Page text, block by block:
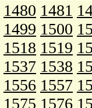
1480 1481
1499 1500
1518 1519
1537 1538
1556 1557
1575 1576